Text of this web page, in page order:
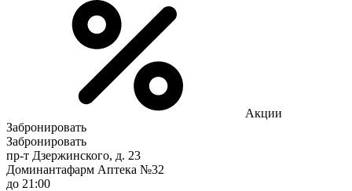
Акции
Забронировать
Забронировать
пр-т Дзержинского, д. 23
Доминантафарм Аптека №32
до 21:00